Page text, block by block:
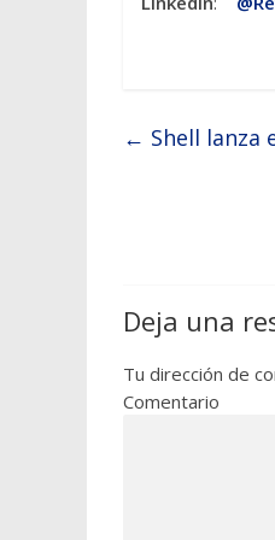
← Shell lanza
Deja una
Tu dirección de
Comentario